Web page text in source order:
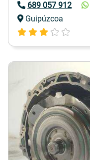
689 057 912
Guipúzcoa